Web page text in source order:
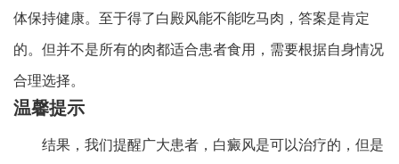
体保持健康。至于得了白殿风能不能吃马肉，答案是肯定
的。但并不是所有的肉都适合患者食用，需要根据自身情况
合理选择。
温馨提示
结果，我们提醒广大患者，白癜风是可以治疗的，但是